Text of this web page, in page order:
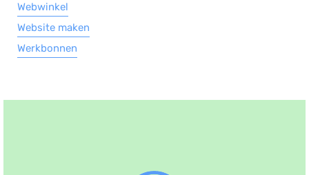
Webwinkel
Website maken
Werkbonnen